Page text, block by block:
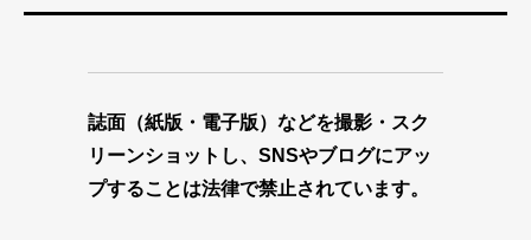
誌面（紙版・電子版）などを撮影・スク
リーンショットし、SNSやブログにアッ
プすることは法律で禁止されています。